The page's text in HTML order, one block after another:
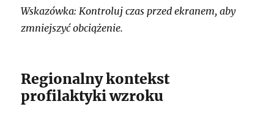
Wskazówka: Kontroluj czas przed ekranem, aby
zmniejszyć obciążenie.
Regionalny kontekst
profilaktyki wzroku